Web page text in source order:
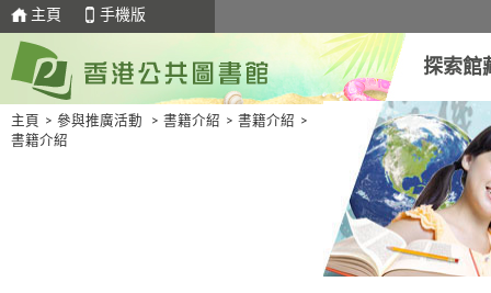
主頁 手機版
探索館
主頁 > 參與推廣活動 > 書籍介紹 > 書籍介紹 >
書籍介紹